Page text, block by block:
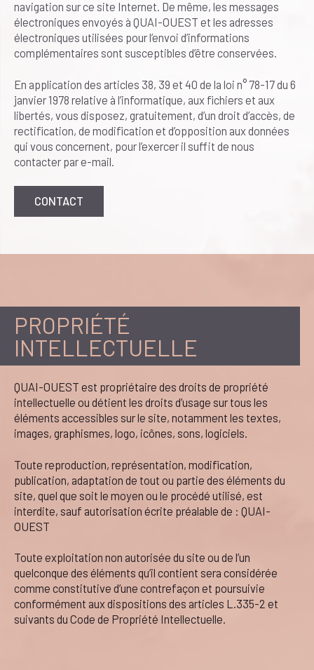
navigation sur ce site Internet. De même, les messages
électroniques envoyés à QUAI-OUEST et les adresses
électroniques utilisées pour l’envoi d’informations
complémentaires sont susceptibles d’être conservées.
En application des articles 38, 39 et 40 de la loi n° 78-17 du 6
janvier 1978 relative à l’informatique, aux fichiers et aux
libertés, vous disposez, gratuitement, d’un droit d’accès, de
rectification, de modification et d’opposition aux données
qui vous concernent, pour l’exercer il suffit de nous
contacter par e-mail.
CONTACT
PROPRIÉTÉ
INTELLECTUELLE
QUAI-OUEST est propriétaire des droits de propriété
intellectuelle ou détient les droits d’usage sur tous les
éléments accessibles sur le site, notamment les textes,
images, graphismes, logo, icônes, sons, logiciels.
Toute reproduction, représentation, modification,
publication, adaptation de tout ou partie des éléments du
site, quel que soit le moyen ou le procédé utilisé, est
interdite, sauf autorisation écrite préalable de : QUAI-
OUEST
Toute exploitation non autorisée du site ou de l’un
quelconque des éléments qu’il contient sera considérée
comme constitutive d’une contrefaçon et poursuivie
conformément aux dispositions des articles L.335-2 et
suivants du Code de Propriété Intellectuelle.